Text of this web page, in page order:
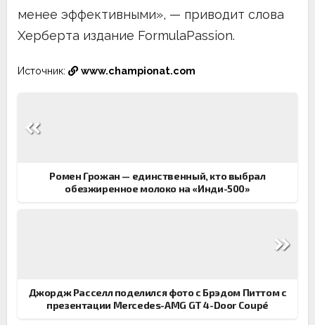
менее эффективными», — приводит слова
Херберта издание FormulaPassion.
Источник: www.championat.com
по
Ромен Грожан — единственный, кто выбрал
обезжиренное молоко на «Инди-500»
Джордж Расселл поделился фото с Брэдом Питтом с
презентации Mercedes-AMG GT 4-Door Coupé